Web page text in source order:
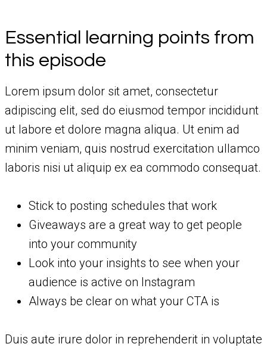
Essential learning points from
this episode
Lorem ipsum dolor sit amet, consectetur
adipiscing elit, sed do eiusmod tempor incididunt
ut labore et dolore magna aliqua. Ut enim ad
minim veniam, quis nostrud exercitation ullamco
laboris nisi ut aliquip ex ea commodo consequat.
Stick to posting schedules that work
Giveaways are a great way to get people
into your community
Look into your insights to see when your
audience is active on Instagram
Always be clear on what your CTA is
Duis aute irure dolor in reprehenderit in voluptate